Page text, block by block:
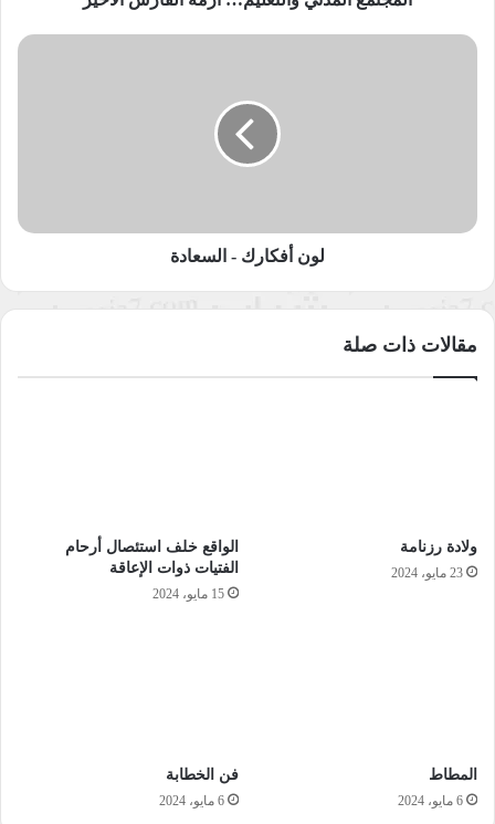
لون
لون أفكارك - السعادة
مقالات ذات صلة
ولادة رزنامة
23 مايو، 2024
الواقع خلف استئصال أرحام
الفتيات ذوات الإعاقة
15 مايو، 2024
المطاط
6 مايو، 2024
فن الخطابة
6 مايو، 2024